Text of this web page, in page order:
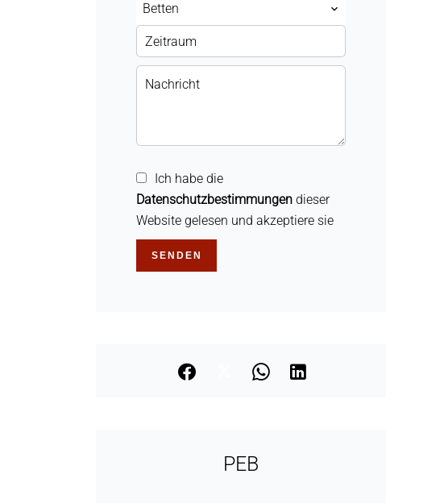
Betten
Ich habe die
Datenschutzbestimmungen dieser
Website gelesen und akzeptiere sie
SENDEN
PEB